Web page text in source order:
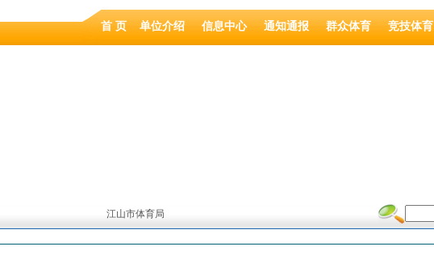
首 页 单位介绍 信息中心 通知通报 群众体育 竞技体育
江山市体育局